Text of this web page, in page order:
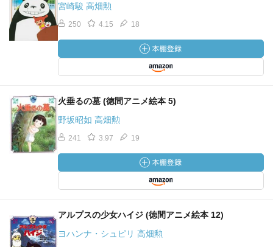
宮崎駿 高畑勲
250 4.15 18
火垂るの墓 (徳間アニメ絵本 5)
野坂昭如 高畑勲
241 3.97 19
アルプスの少女ハイジ (徳間アニメ絵本 12)
ヨハンナ・シュピリ 高畑勲